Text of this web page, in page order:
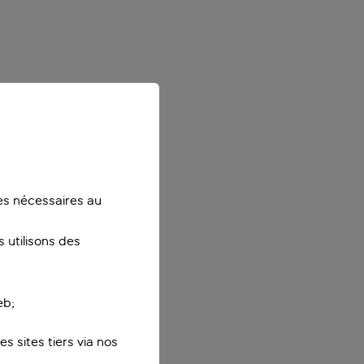
nécessaires au
utilisons des
sites tiers via nos